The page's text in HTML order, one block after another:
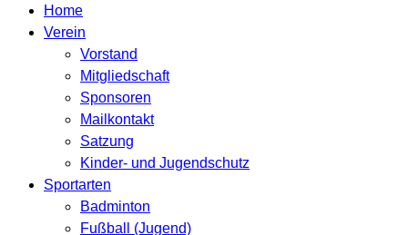
Home
Verein
Vorstand
Mitgliedschaft
Sponsoren
Mailkontakt
Satzung
Kinder- und Jugendschutz
Sportarten
Badminton
Fußball (Jugend)